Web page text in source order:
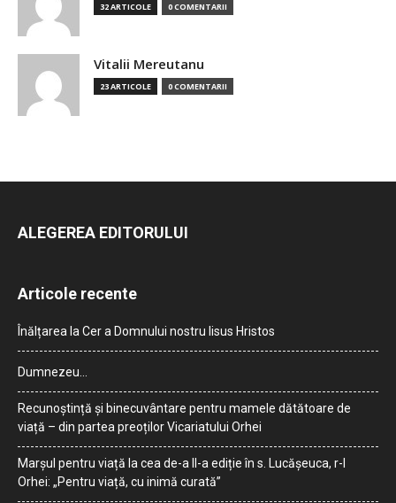
32 ARTICOLE 0 COMENTARII
Vitalii Mereutanu
23 ARTICOLE 0 COMENTARII
ALEGEREA EDITORULUI
Articole recente
Înălțarea la Cer a Domnului nostru Iisus Hristos
Dumnezeu…
Recunoștință și binecuvântare pentru mamele dătătoare de
viață – din partea preoților Vicariatului Orhei
Marșul pentru viață la cea de-a II-a ediție în s. Lucășeuca, r-l
Orhei: „Pentru viață, cu inimă curată”